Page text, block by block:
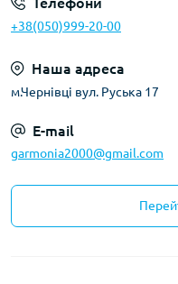
+38(050)999-20-00
Наша адреса
м.Чернівці вул. Руська 17
E-mail
garmonia2000@gmail.com